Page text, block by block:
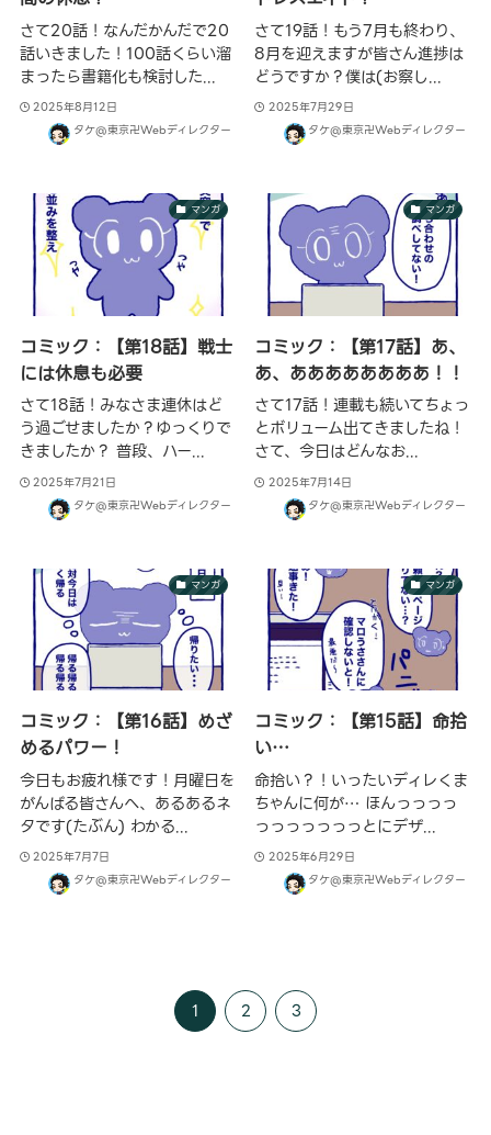
さて20話！なんだかんだで20
話いきました！100話くらい溜
まったら書籍化も検討した...
2025年8月12日
タケ@東京卍Webディレクター
さて19話！もう7月も終わり、
8月を迎えますが皆さん進捗は
どうですか？僕は(お察し...
2025年7月29日
タケ@東京卍Webディレクター
マンガ
コミック：【第18話】戦士
には休息も必要
さて18話！みなさま連休はど
う過ごせましたか？ゆっくりで
きましたか？ 普段、ハー...
2025年7月21日
タケ@東京卍Webディレクター
マンガ
コミック：【第17話】あ、
あ、ああああああああ！！
さて17話！連載も続いてちょっ
とボリューム出てきましたね！
さて、今日はどんなお...
2025年7月14日
タケ@東京卍Webディレクター
マンガ
コミック：【第16話】めざ
めるパワー！
今日もお疲れ様です！月曜日を
がんばる皆さんへ、あるあるネ
タです(たぶん) わかる...
2025年7月7日
タケ@東京卍Webディレクター
マンガ
コミック：【第15話】命拾
い…
命拾い？！いったいディレくま
ちゃんに何が… ほんっっっっ
っっっっっっっとにデザ...
2025年6月29日
タケ@東京卍Webディレクター
1 2 3